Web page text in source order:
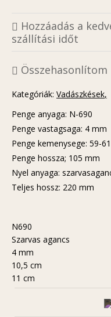
Hozzáadás a
szállítási időt
Összehasonlítom
Kategóriák: Vadászkések
Penge anyaga: N-690
Penge vastagsaga: 4 mm
Penge kemenysege: 59-
Penge hossza; 105 mm
Nyel anyaga:
Teljes hossz: 220 mm
N690
Szarvas agancs
4 mm
10,5 cm
11 cm